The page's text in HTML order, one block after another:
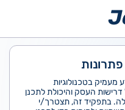
בטכנולוגיות
העסק והיכולת לתכנן
בתפקיד זה, תצטרך/י